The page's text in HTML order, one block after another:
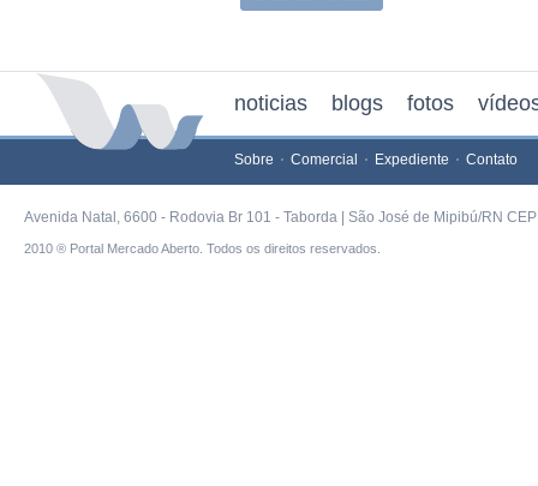
noticias blogs fotos
Sobre Comercial Expediente Contato
Avenida Natal, 6600 - Rodovia Br 101 - Taborda | São José de Mipibú/RN
2010 ® Portal Mercado Aberto. Todos os direitos reservados.